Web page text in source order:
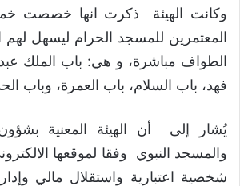
وكانت الهيئة ذكرت انها خصصت
المعتمرين للمسجد الحرام ليسهل
الطواف مباشرة، و هي: باب الملك
فهد، باب السلام، باب العمرة، وباب
يُشار إلى أن الهيئة المعنية
والمسجد النبوي وفقا لموقعها
شخصية اعتبارية واستقلال مالي